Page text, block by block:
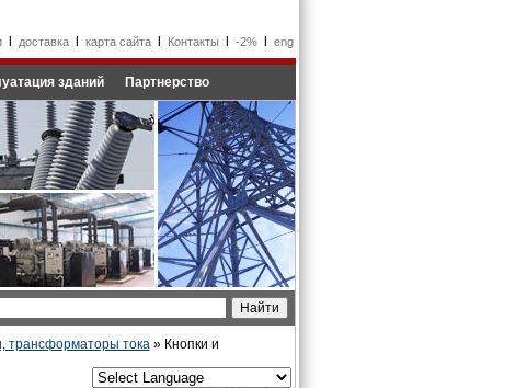
l доставкаl карта сайтаl Контакты -2%l eng
зданий Партнерство
трансформаторы тока» Кнопки и